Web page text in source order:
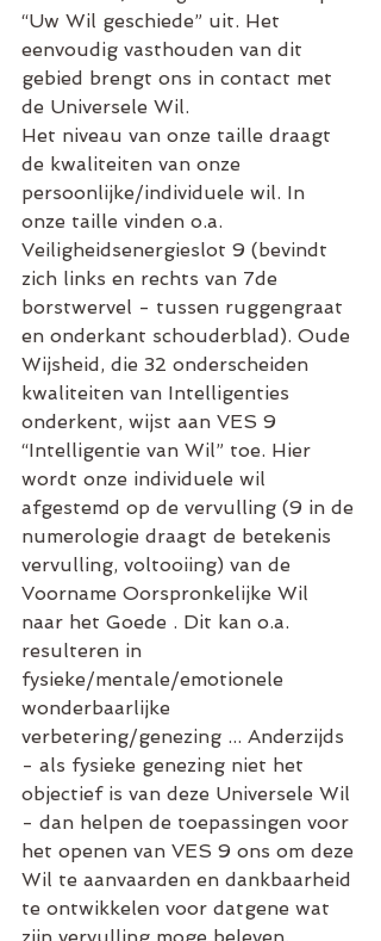
“Uw Wil geschiede” uit. Het
eenvoudig vasthouden van dit
gebied brengt ons in contact met
de Universele Wil.
Het niveau van onze taille draagt
de kwaliteiten van onze
persoonlijke/individuele wil. In
onze taille vinden o.a.
Veiligheidsenergieslot 9 (bevindt
zich links en rechts van 7de
borstwervel - tussen ruggengraat
en onderkant schouderblad). Oude
Wijsheid, die 32 onderscheiden
kwaliteiten van Intelligenties
onderkent, wijst aan VES 9
“Intelligentie van Wil” toe. Hier
wordt onze individuele wil
afgestemd op de vervulling (9 in de
numerologie draagt de betekenis
vervulling, voltooiing) van de
Voorname Oorspronkelijke Wil
naar het Goede . Dit kan o.a.
resulteren in
fysieke/mentale/emotionele
wonderbaarlijke
verbetering/genezing ... Anderzijds
- als fysieke genezing niet het
objectief is van deze Universele Wil
- dan helpen de toepassingen voor
het openen van VES 9 ons om deze
Wil te aanvaarden en dankbaarheid
te ontwikkelen voor datgene wat